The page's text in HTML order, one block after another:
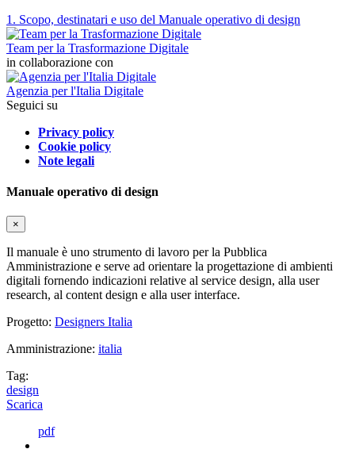
1. Scopo, destinatari e uso del Manuale operativo di design
Team per la Trasformazione Digitale
in collaborazione con
Agenzia per l'Italia Digitale
Seguici su
Privacy policy
Cookie policy
Note legali
Manuale operativo di design
×
Il manuale è uno strumento di lavoro per la Pubblica
Amministrazione e serve ad orientare la progettazione di ambienti
digitali fornendo indicazioni relative al service design, alla user
research, al content design e alla user interface.
Progetto: Designers Italia
Amministrazione: italia
Tag:
design
Scarica
pdf